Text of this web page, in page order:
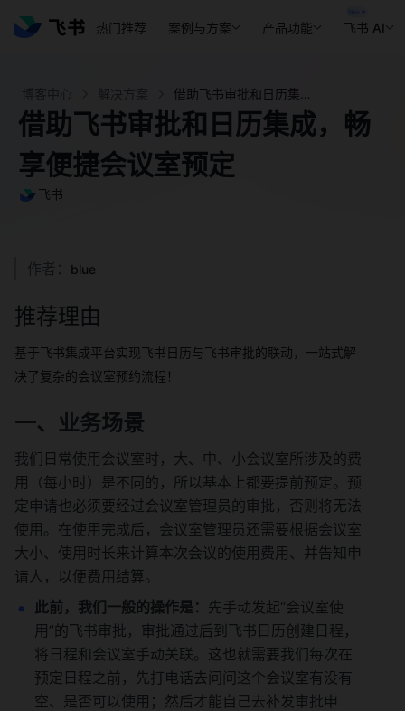
热门推荐 案例与方案 产品功能 飞书 AI
借助飞书审批和日历集成，畅
享便捷会议室预定
飞书
作者： blue
推荐理由
基于飞书集成平台实现飞书日历与飞书审批的联动，一站式解
决了复杂的会议室预约流程！
一、 业务场景
我们日常使用会议室时，大、中、小会议室所涉及的费
用（每小时）是不同的，所以基本上都要提前预定。预
定申请也必须要经过会议室管理员的审批，否则将无法
使用。在使用完成后，会议室管理员还需要根据会议室
大小、使用时长来计算本次会议的使用费用、并告知申
请人，以便费用结算。
此前，我们一般的操作是： 先手动发起“会议室使
用”的飞书审批，审批通过后到飞书日历创建日程，
将日程和会议室手动关联。这也就需要我们每次在
预定日程之前，先打电话去问问这个会议室有没有
空、是否可以使用；然后才能自己去补发审批申